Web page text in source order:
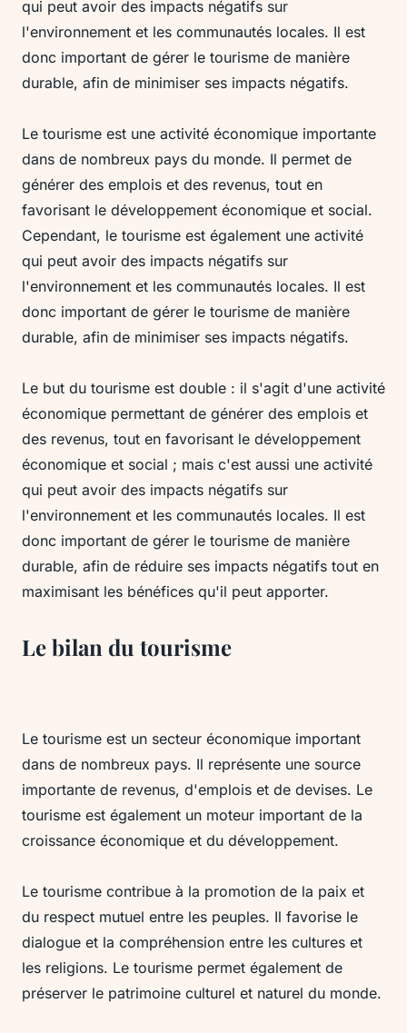
qui peut avoir des impacts négatifs sur
l'environnement et les communautés locales. Il est
donc important de gérer le tourisme de manière
durable, afin de minimiser ses impacts négatifs.
Le tourisme est une activité économique importante
dans de nombreux pays du monde. Il permet de
générer des emplois et des revenus, tout en
favorisant le développement économique et social.
Cependant, le tourisme est également une activité
qui peut avoir des impacts négatifs sur
l'environnement et les communautés locales. Il est
donc important de gérer le tourisme de manière
durable, afin de minimiser ses impacts négatifs.
Le but du tourisme est double : il s'agit d'une activité
économique permettant de générer des emplois et
des revenus, tout en favorisant le développement
économique et social ; mais c'est aussi une activité
qui peut avoir des impacts négatifs sur
l'environnement et les communautés locales. Il est
donc important de gérer le tourisme de manière
durable, afin de réduire ses impacts négatifs tout en
maximisant les bénéfices qu'il peut apporter.
Le bilan du tourisme
Le tourisme est un secteur économique important
dans de nombreux pays. Il représente une source
importante de revenus, d'emplois et de devises. Le
tourisme est également un moteur important de la
croissance économique et du développement.
Le tourisme contribue à la promotion de la paix et
du respect mutuel entre les peuples. Il favorise le
dialogue et la compréhension entre les cultures et
les religions. Le tourisme permet également de
préserver le patrimoine culturel et naturel du monde.